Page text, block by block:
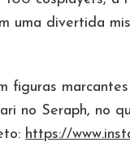
uma divertida
figuras
no Seraph, no
https://